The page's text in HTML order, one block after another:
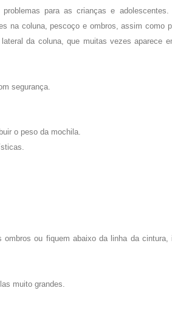
para as crianças e
na coluna, pescoço e ombros, assim como
da coluna, que muitas vezes aparece
segurança.
o peso da mochila.
ou fiquem abaixo da linha da cintura,
muito grandes.